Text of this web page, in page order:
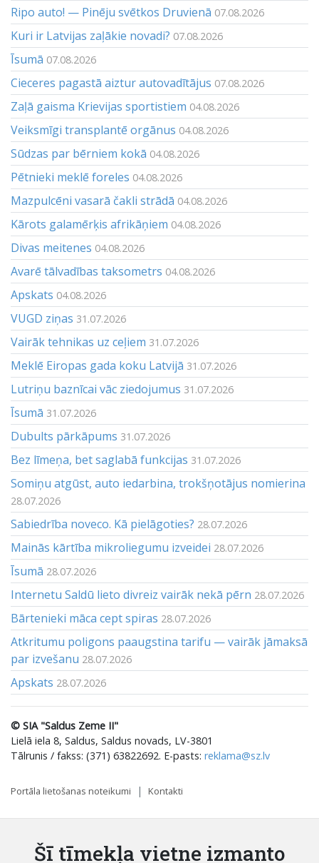
Ripo auto! — Pinēju svētkos Druvienā 07.08.2026
Kuri ir Latvijas zaļākie novadi? 07.08.2026
Īsumā 07.08.2026
Cieceres pagastā aiztur autovadītājus 07.08.2026
Zaļā gaisma Krievijas sportistiem 04.08.2026
Veiksmīgi transplantē orgānus 04.08.2026
Sūdzas par bērniem kokā 04.08.2026
Pētnieki meklē foreles 04.08.2026
Mazpulcēni vasarā čakli strādā 04.08.2026
Kārots galamērķis afrikāņiem 04.08.2026
Divas meitenes 04.08.2026
Avarē tālvadības taksometrs 04.08.2026
Apskats 04.08.2026
VUGD ziņas 31.07.2026
Vairāk tehnikas uz ceļiem 31.07.2026
Meklē Eiropas gada koku Latvijā 31.07.2026
Lutriņu baznīcai vāc ziedojumus 31.07.2026
Īsumā 31.07.2026
Dubults pārkāpums 31.07.2026
Bez līmeņa, bet saglabā funkcijas 31.07.2026
Somiņu atgūst, auto iedarbina, trokšņotājus nomierina
28.07.2026
Sabiedrība noveco. Kā pielāgoties? 28.07.2026
Mainās kārtība mikroliegumu izveidei 28.07.2026
Īsumā 28.07.2026
Internetu Saldū lieto divreiz vairāk nekā pērn 28.07.2026
Bārtenieki māca cept spiras 28.07.2026
Atkritumu poligons paaugstina tarifu — vairāk jāmaksā
par izvešanu 28.07.2026
Apskats 28.07.2026
© SIA "Saldus Zeme II"
Lielā iela 8, Saldus, Saldus novads, LV-3801
Tālrunis / fakss: (371) 63822692. E-pasts: reklama@sz.lv
Portāla lietošanas noteikumi Kontakti
Šī tīmekļa vietne izmanto